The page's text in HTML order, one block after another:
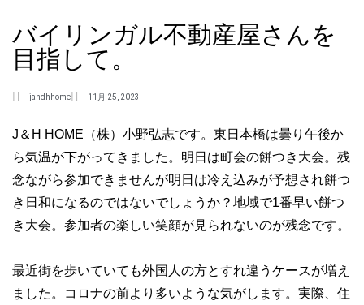
バイリンガル不動産屋さんを
目指して。
jandhhome 11月 25, 2023
J＆H HOME（株）小野弘志です。東日本橋は曇り午後か
ら気温が下がってきました。明日は町会の餅つき大会。残
念ながら参加できませんが明日は冷え込みが予想され餅つ
き日和になるのではないでしょうか？地域で1番早い餅つ
き大会。参加者の楽しい笑顔が見られないのが残念です。
最近街を歩いていても外国人の方とすれ違うケースが増え
ました。コロナの前より多いような気がします。実際、住